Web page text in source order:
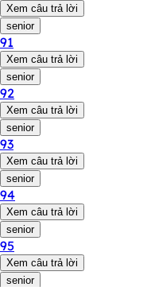
Xem câu trả lời
senior
91
Xem câu trả lời
senior
92
Xem câu trả lời
senior
93
Xem câu trả lời
senior
94
Xem câu trả lời
senior
95
Xem câu trả lời
senior